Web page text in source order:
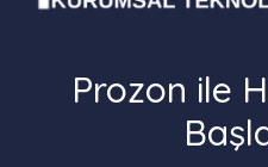
Prozon ile